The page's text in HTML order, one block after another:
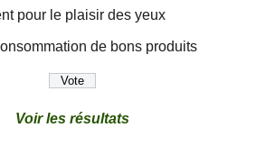
pour le plaisir des yeux
de bons produits
Voir les résultats